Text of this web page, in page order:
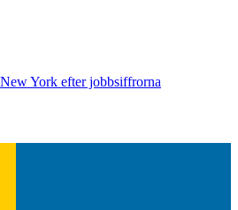
York efter jobbsiffrorna